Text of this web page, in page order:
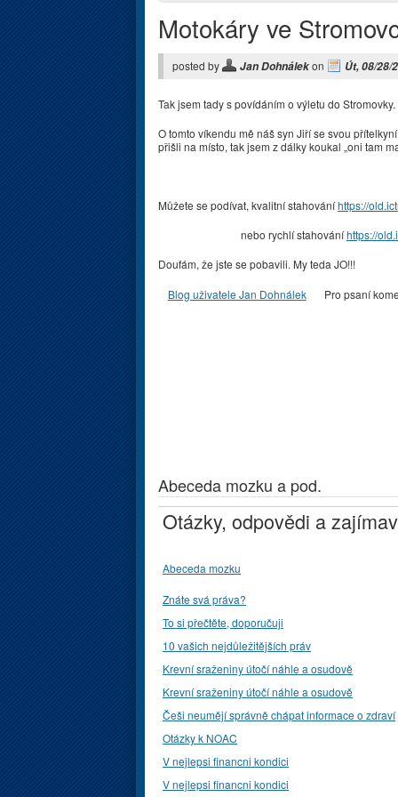
Motokáry ve
posted by Jan Dohnálekon Út, 08/28/
Tak jsem tady s povídáním o výletu do
O tomto víkendu mě náš syn Jiří se svou
přišli na místo, tak jsem z dálky koukal „oni tam
Můžete se podívat, kvalitní stahováníhttps://
nebo rychlí stahováníhttps://
Doufám, že jste se pobavili. My teda JO!!!
Blog uživatele Jan Dohnálek
Pro psaní
Abeceda mozku a pod.
Otázky, odpovědi a
Abeceda mozku
Znáte svá práva?
To si přečtěte, doporučuji
10 vašich nejdůležitějších práv
Krevní sraženiny útočí náhle a osudově
Krevní sraženiny útočí náhle a osudově
Češi neumějí správně chápat informace o zdraví
Otázky k NOAC
V nejlepsi financni kondici
V nejlepsi financni kondici